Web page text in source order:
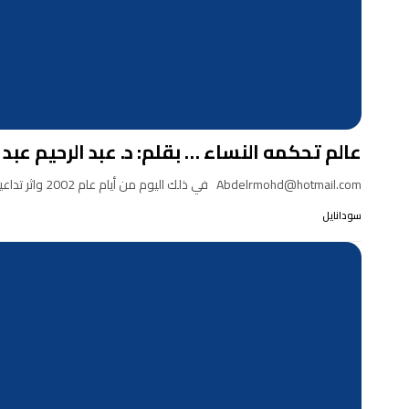
عالم تحكمه النساء … بقلم: د. عبد الرحيم
Abdelrmohd@hotmail.com في ذلك اليوم من أيام عام 2002 واثر تداعيات الحادي عشر من سبتمبر ، كنت كغيري…
سودانايل